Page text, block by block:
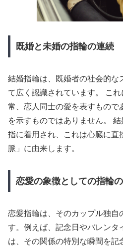
既婚と未婚の指輪の連続
結婚指輪は、既婚者の社会的な
て広く認識されています。 こ
常、恋人同士の愛を表すもので
を示すものではありません。
指に着用され、これは心臓に直
脈」に由来します。
恋愛の象徴としての指輪
恋愛指輪は、そのカップル独自
す。例えば、記念日やバレンタ
は、その関係の特別な瞬間を記